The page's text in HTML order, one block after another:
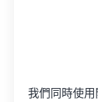
我們同時使